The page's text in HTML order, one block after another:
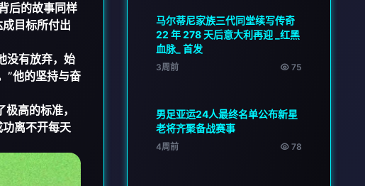
后的故事同样
目标所付出
没有放弃，始
”他的坚持与奋
高的标准，
离不开每天
马尔蒂尼家族三代同堂续写传奇
22 年 278 天后意大利再迎 _红黑
血脉_ 首发
3周前 75
男足亚运24人最终名单公布新星
老将齐聚备战赛事
4周前 78